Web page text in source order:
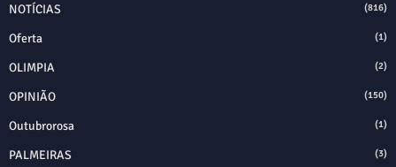
NOTÍCIAS (816)
Oferta (1)
OLIMPIA (2)
OPINIÃO (150)
Outubrorosa (1)
PALMEIRAS (3)